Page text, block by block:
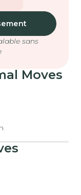
sans
Moves